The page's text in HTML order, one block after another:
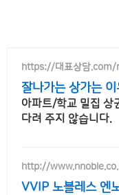
https://대표상담.com/
잘나가는 상가는
아파트/학교 밀집 상
다려 주지 않습니다.
http://
VVIP 노블레스 엔